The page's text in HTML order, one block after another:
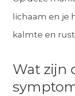
lichaam en je
kalmte en
Wat zijn